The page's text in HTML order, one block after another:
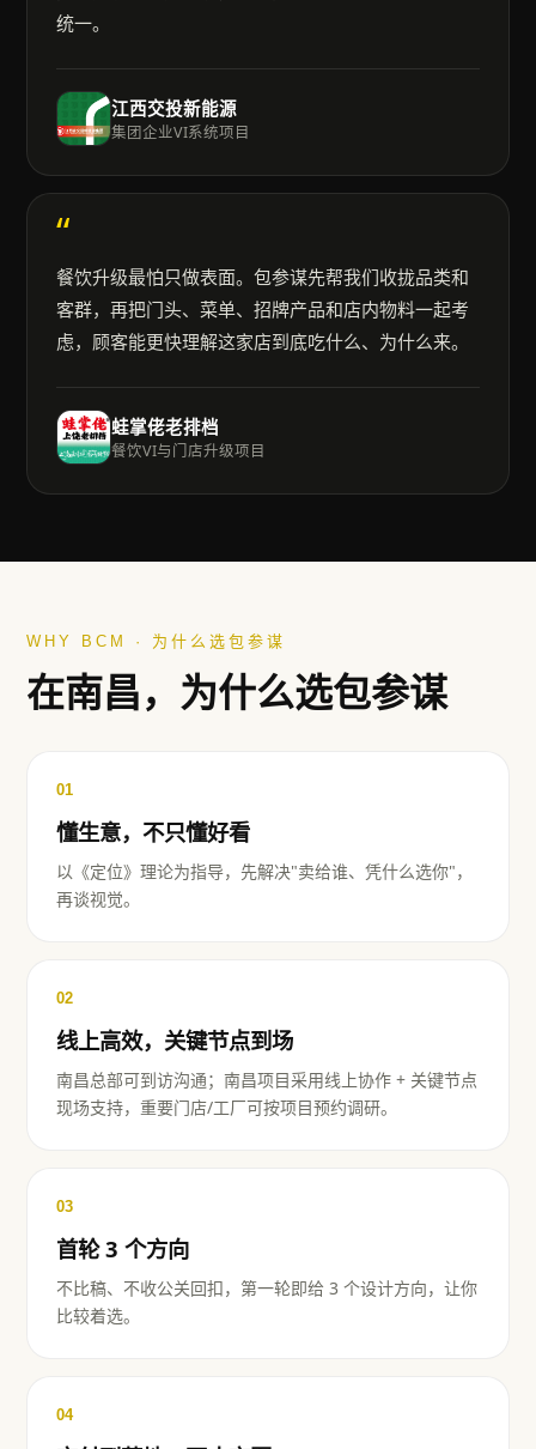
统一。
江西交投新能源
集团企业VI系统项目
“
餐饮升级最怕只做表面。包参谋先帮我们收拢品类和
客群，再把门头、菜单、招牌产品和店内物料一起考
虑，顾客能更快理解这家店到底吃什么、为什么来。
蛙掌佬老排档
餐饮VI与门店升级项目
WHY BCM · 为什么选包参谋
在南昌，为什么选包参谋
01
懂生意，不只懂好看
以《定位》理论为指导，先解决"卖给谁、凭什么选你"，
再谈视觉。
02
线上高效，关键节点到场
南昌总部可到访沟通；南昌项目采用线上协作 + 关键节点
现场支持，重要门店/工厂可按项目预约调研。
03
首轮 3 个方向
不比稿、不收公关回扣，第一轮即给 3 个设计方向，让你
比较着选。
04